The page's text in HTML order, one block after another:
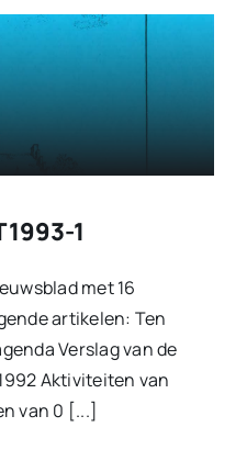
1993-1
met 16
artikelen: Ten
Verslag van de
Aktiviteiten van
van 0 [...]